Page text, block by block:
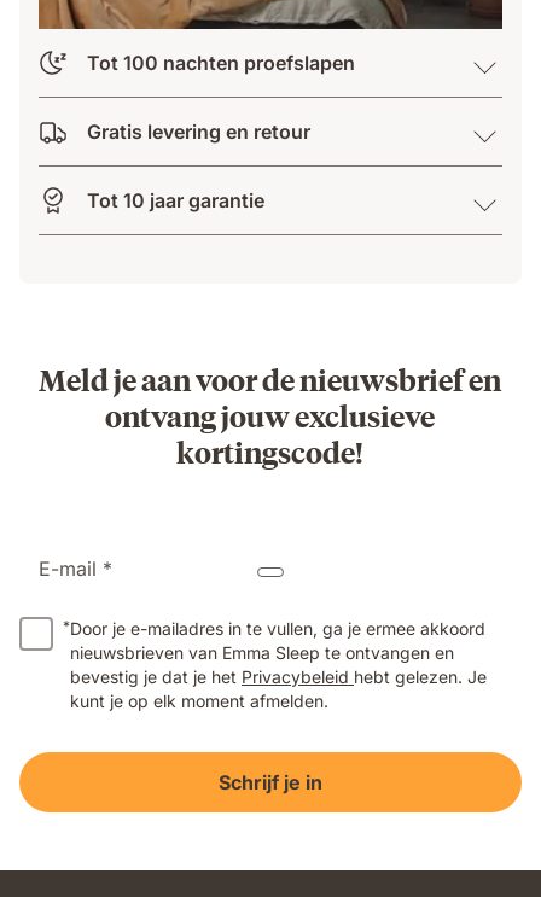
Tot 100 nachten proefslapen
Gratis levering en retour
Tot 10 jaar garantie
Meld je aan voor de nieuwsbrief en
ontvang jouw exclusieve
kortingscode!
E-mail *
*Door je e-mailadres in te vullen, ga je ermee akkoord
nieuwsbrieven van Emma Sleep te ontvangen en
bevestig je dat je het Privacybeleid hebt gelezen. Je
kunt je op elk moment afmelden.
Schrijf je in